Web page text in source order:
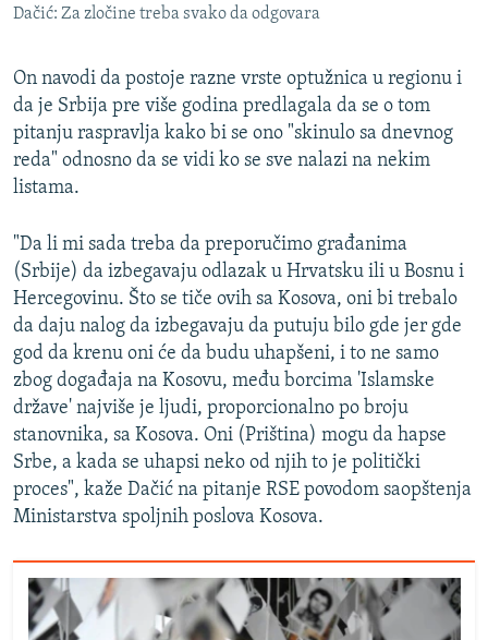
Dačić: Za zločine treba svako da odgovara
On navodi da postoje razne vrste optužnica u regionu i
da je Srbija pre više godina predlagala da se o tom
pitanju raspravlja kako bi se ono "skinulo sa dnevnog
reda" odnosno da se vidi ko se sve nalazi na nekim
listama.
"Da li mi sada treba da preporučimo građanima
(Srbije) da izbegavaju odlazak u Hrvatsku ili u Bosnu i
Hercegovinu. Što se tiče ovih sa Kosova, oni bi trebalo
da daju nalog da izbegavaju da putuju bilo gde jer gde
god da krenu oni će da budu uhapšeni, i to ne samo
zbog događaja na Kosovu, među borcima 'Islamske
države' najviše je ljudi, proporcionalno po broju
stanovnika, sa Kosova. Oni (Priština) mogu da hapse
Srbe, a kada se uhapsi neko od njih to je politički
proces", kaže Dačić na pitanje RSE povodom saopštenja
Ministarstva spoljnih poslova Kosova.